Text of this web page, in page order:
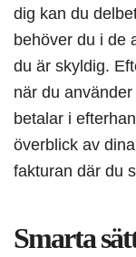
dig kan du
behöver du i de
du är skyldig.
när du
betalar i
överblick av
fakturan där du
Smarta